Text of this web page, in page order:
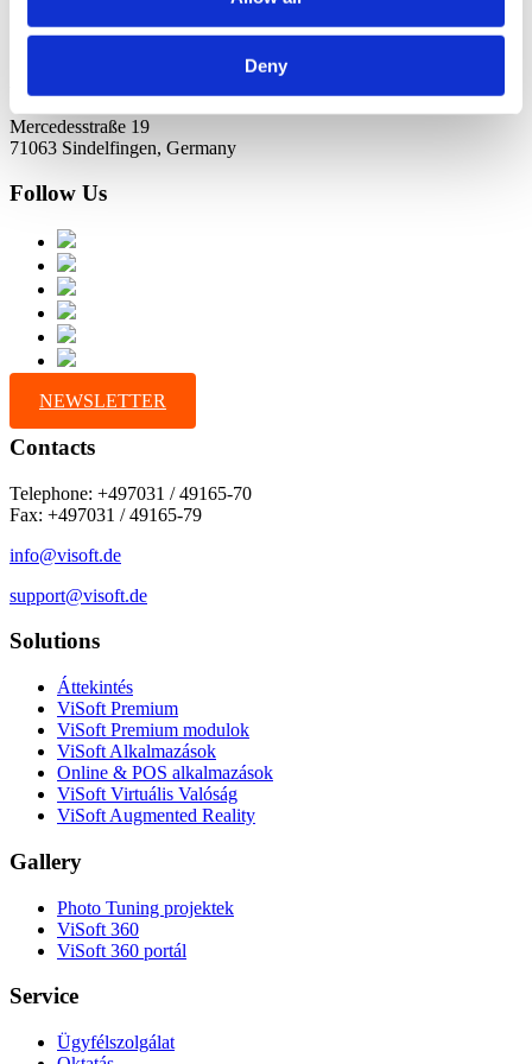
Deny
Mercedesstraße 19
71063 Sindelfingen, Germany
Follow Us
NEWSLETTER
Contacts
Telephone: +497031 / 49165-70
Fax: +497031 / 49165-79
info@visoft.de
support@visoft.de
Solutions
Áttekintés
ViSoft Premium
ViSoft Premium modulok
ViSoft Alkalmazások
Online & POS alkalmazások
ViSoft Virtuális Valóság
ViSoft Augmented Reality
Gallery
Photo Tuning projektek
ViSoft 360
ViSoft 360 portál
Service
Ügyfélszolgálat